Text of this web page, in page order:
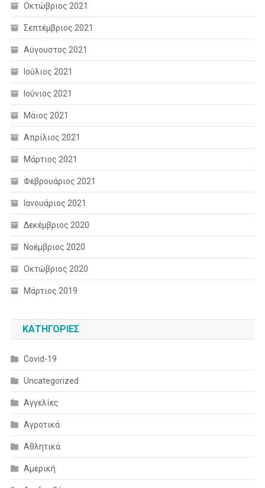
Οκτώβριος 2021
Σεπτέμβριος 2021
Αύγουστος 2021
Ιούλιος 2021
Ιούνιος 2021
Μάιος 2021
Απρίλιος 2021
Μάρτιος 2021
Φεβρουάριος 2021
Ιανουάριος 2021
Δεκέμβριος 2020
Νοέμβριος 2020
Οκτώβριος 2020
Μάρτιος 2019
KΑΤΗΓΟΡΊΕΣ
Covid-19
Uncategorized
Αγγελίες
Αγροτικά
Αθλητικά
Αμερική